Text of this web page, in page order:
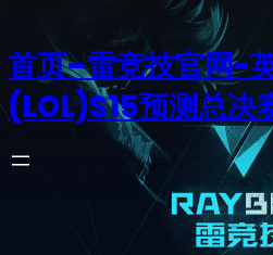
首页–雷竞技官网-
(LOL)S15预测总决